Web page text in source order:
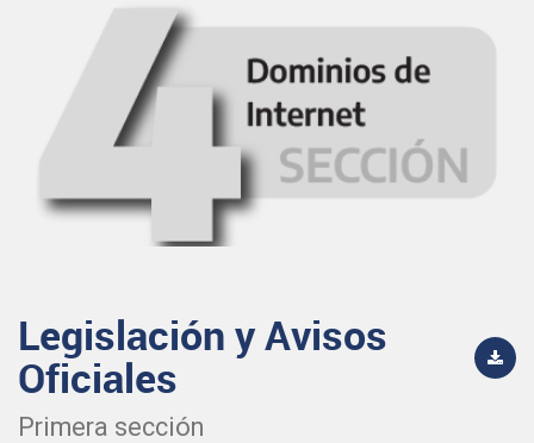
Legislación y Avisos
Oficiales
Primera sección